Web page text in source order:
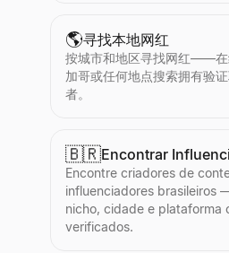
🌎寻找本地网红
按城市和地区寻找网红——在
加哥或任何地点搜索拥有验
者。
🇧🇷Encontrar
Encontre criadores de
influenciadores brasileiros
nicho, cidade e plataforma
verificados.